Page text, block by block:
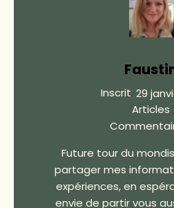
Inscrit 29
Articles
Future tour du
partager mes
expériences, en
envie de partir vous